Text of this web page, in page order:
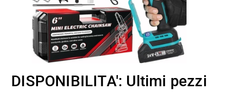
DISPONIBILITA': Ultimi pezzi